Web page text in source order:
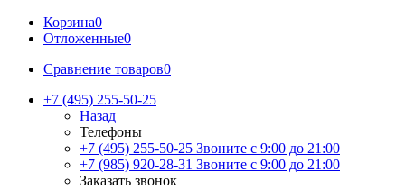
Корзина0
Отложенные0
Сравнение товаров0
+7 (495) 255-50-25
Назад
Телефоны
+7 (495) 255-50-25 Звоните с 9:00 до 21:00
+7 (985) 920-28-31 Звоните с 9:00 до 21:00
Заказать звонок